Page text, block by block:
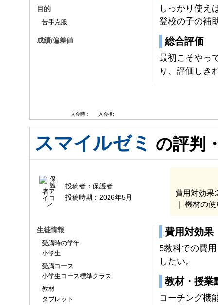
目的
苦手克服
成績/偏差値
入会時： 入会後:
しっかり使え
登校の子の補
総合評価
最初こそやっ
り、評価しき
スマイルゼミ の評判
投稿者： 保護者
投稿時期： 2026年5月 費用対効果:
｜ 機材の
生徒情報
受講時の学年
小学生
受講コース
小学生コース標準クラス
教材
タブレット
費用対効果
5教科での費
したい。
教材・授業
コーチング機